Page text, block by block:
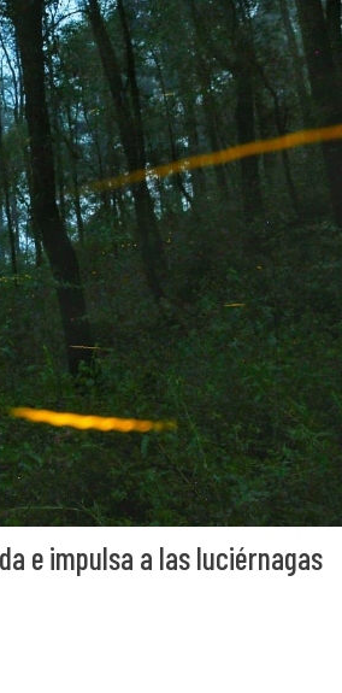
e impulsa a las luciérnagas